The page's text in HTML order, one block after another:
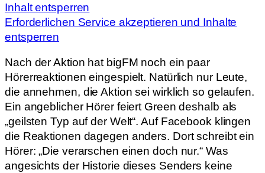
Inhalt entsperren
Erforderlichen Service akzeptieren und Inhalte
entsperren
Nach der Aktion hat bigFM noch ein paar
Hörerreaktionen eingespielt. Natürlich nur Leute,
die annehmen, die Aktion sei wirklich so gelaufen.
Ein angeblicher Hörer feiert Green deshalb als
„geilsten Typ auf der Welt“. Auf Facebook klingen
die Reaktionen dagegen anders. Dort schreibt ein
Hörer: „Die verarschen einen doch nur.“ Was
angesichts der Historie dieses Senders keine